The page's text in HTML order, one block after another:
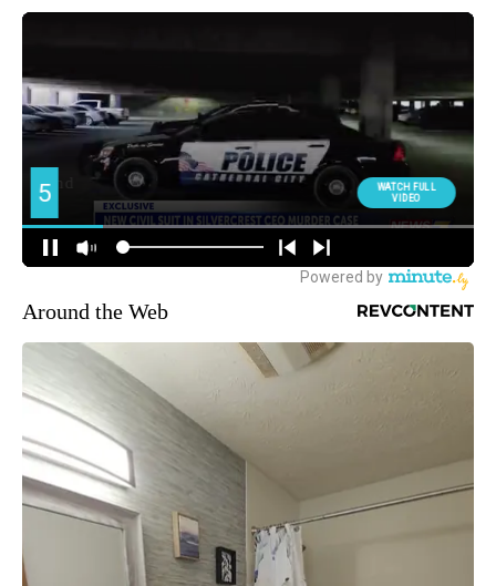
Around the Web